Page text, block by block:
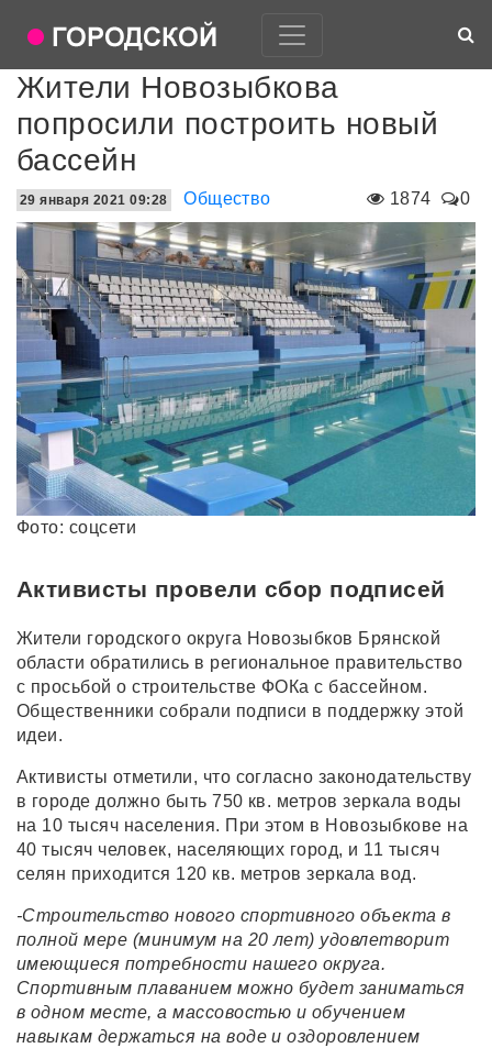
Жители Новозыбкова
попросили построить новый
бассейн
1874 0
29 января 2021 09:28 Общество
Фото: соцсети
Активисты провели сбор подписей
Жители городского округа Новозыбков Брянской
области обратились в региональное правительство
с просьбой о строительстве ФОКа с бассейном.
Общественники собрали подписи в поддержку этой
идеи.
Активисты отметили, что согласно законодательству
в городе должно быть 750 кв. метров зеркала воды
на 10 тысяч населения. При этом в Новозыбкове на
40 тысяч человек, населяющих город, и 11 тысяч
селян приходится 120 кв. метров зеркала вод.
-Строительство нового спортивного объекта в
полной мере (минимум на 20 лет) удовлетворит
имеющиеся потребности нашего округа.
Спортивным плаванием можно будет заниматься
в одном месте, а массовостью и обучением
навыкам держаться на воде и оздоровлением